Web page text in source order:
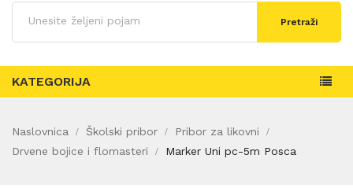
Pretraži
KATEGORIJA
Naslovnica Školski pribor
Pribor za likovni
Drvene bojice i flomasteri
Marker Uni pc-5m Posca